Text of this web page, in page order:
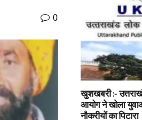
0
खुशखबरी :-
आयोग ने खोला
नौकरीयों का पिटारा